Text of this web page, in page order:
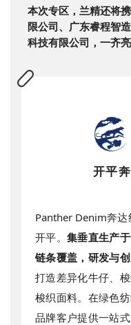
本次专区，兰精还将
限公司、广东睿程智
科技有限公司，一齐亮
开平
Panther Denim奔达
开平。 集垂直生产
链条覆盖，研发与
打造差异化牛仔、
梭织面料。在绿色
品牌客户提供一站